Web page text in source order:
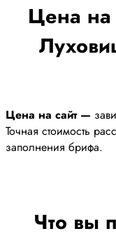
Цена на
Цена на сайт —
Точная стоимость
заполнения брифа.
Что вы